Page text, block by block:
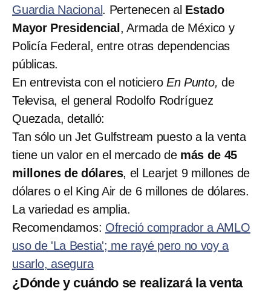
Guardia Nacional. Pertenecen al Estado
Mayor Presidencial , Armada de México y
Policía Federal, entre otras dependencias
públicas.
En entrevista con el noticiero En Punto,de
Televisa, el general Rodolfo Rodríguez
Quezada, detalló:
Tan sólo un Jet Gulfstream puesto a la venta
tiene un valor en el mercado de más de 45
millones de dólares, el Learjet 9 millones de
dólares o el King Air de 6 millones de dólares.
La variedad es amplia.
Recomendamos: Ofreció comprador a AMLO
uso de 'La Bestia'; me rayé pero no voy a
usarlo, asegura
¿Dónde y cuándo se realizará la venta